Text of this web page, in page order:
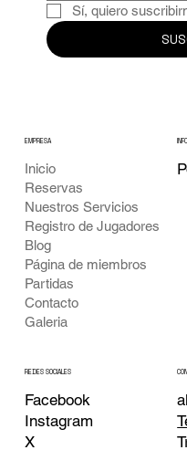
Sí, quiero
Inicio
Reservas
Nuestros Servicios
Registro de Jugadores
Blog
Página de miembros
Partidas
Contacto
Galeria
EMPRESA
REDES SOCIALES
Facebook
Instagram
X